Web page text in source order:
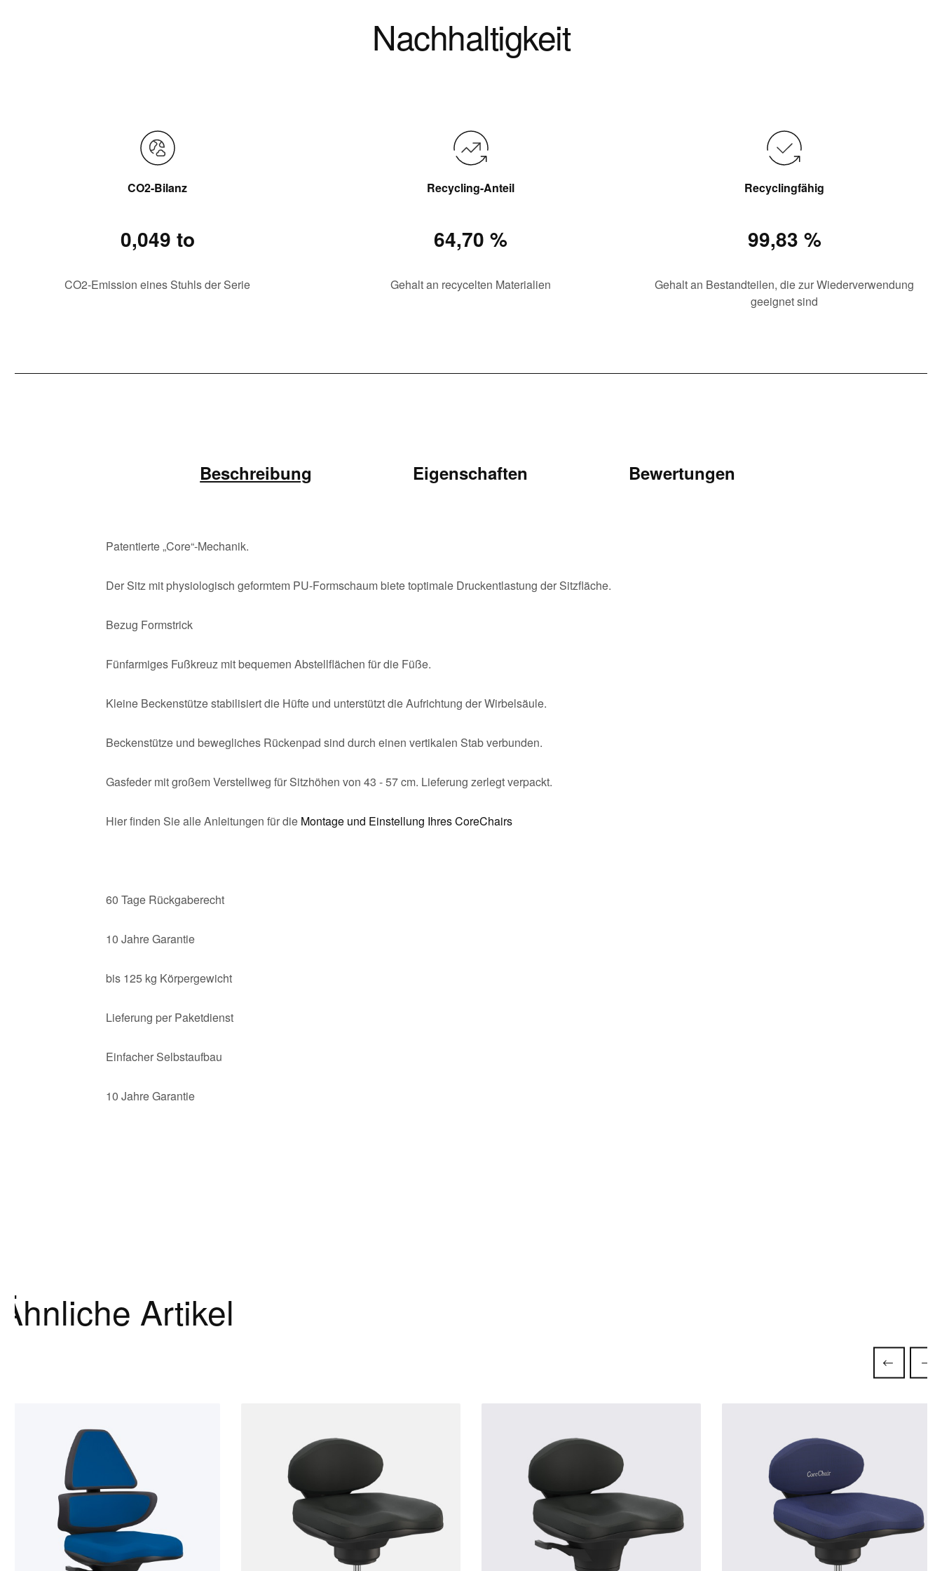
Nachhaltigkeit
CO2-Bilanz
0,049 to
CO2-Emission eines Stuhls der Serie
Recycling-Anteil
64,70 %
Gehalt an recycelten Materialien
Recyclingfähig
99,83 %
Gehalt an Bestandteilen, die zur Wiederverwendung
geeignet sind
Beschreibung Eigenschaften Bewertungen
Patentierte „Core“-Mechanik.
Der Sitz mit physiologisch geformtem PU-Formschaum biete toptimale Druckentlastung der Sitzfläche.
Bezug Formstrick
Fünfarmiges Fußkreuz mit bequemen Abstellflächen für die Füße.
Kleine Beckenstütze stabilisiert die Hüfte und unterstützt die Aufrichtung der Wirbelsäule.
Beckenstütze und bewegliches Rückenpad sind durch einen vertikalen Stab verbunden.
Gasfeder mit großem Verstellweg für Sitzhöhen von 43 - 57 cm. Lieferung zerlegt verpackt.
Hier finden Sie alle Anleitungen für die Montage und Einstellung Ihres CoreChairs
60 Tage Rückgaberecht
10 Jahre Garantie
bis 125 kg Körpergewicht
Lieferung per Paketdienst
Einfacher Selbstaufbau
10 Jahre Garantie
Ähnliche Artikel